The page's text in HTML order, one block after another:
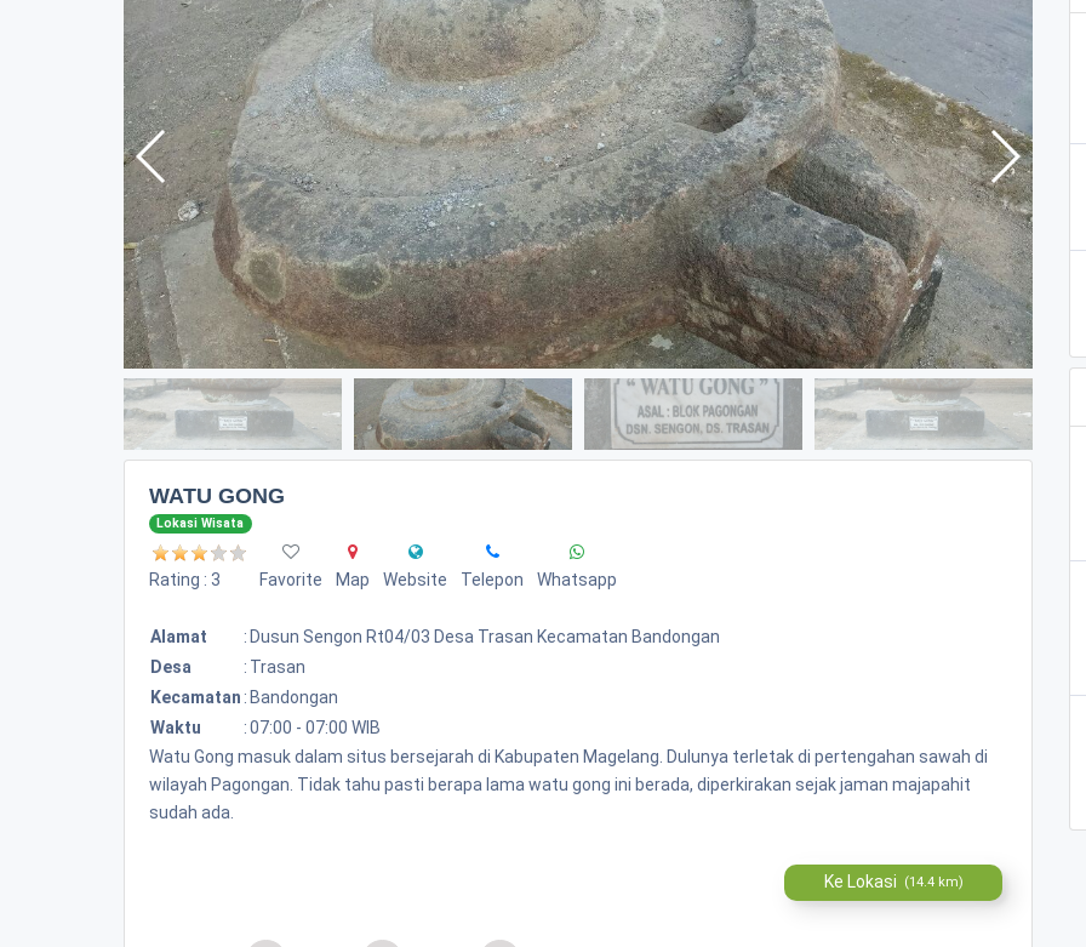
WATU GONG
Lokasi Wisata
Rating : 3 Favorite Map Website Telepon Whatsapp
Alamat : Dusun Sengon Rt04/03 Desa Trasan Kecamatan Bandongan
Desa
: Trasan
Kecamatan : Bandongan
Waktu
:07:00 - 07:00 WIB
Watu Gong masuk dalam situs bersejarah di Kabupaten Magelang. Dulunya terletak di pertengahan sawah di
wilayah Pagongan. Tidak tahu pasti berapa lama watu gong ini berada, diperkirakan sejak jaman majapahit
sudah ada.
Ke Lokasi (14.4 km)